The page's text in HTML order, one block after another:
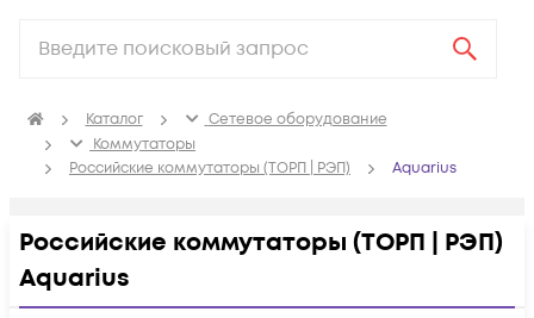
Каталог
Сетевое оборудование
Коммутаторы
Российские коммутаторы (ТОРП | РЭП)
Aquarius
Российские коммутаторы (ТОРП | РЭП)
Aquarius